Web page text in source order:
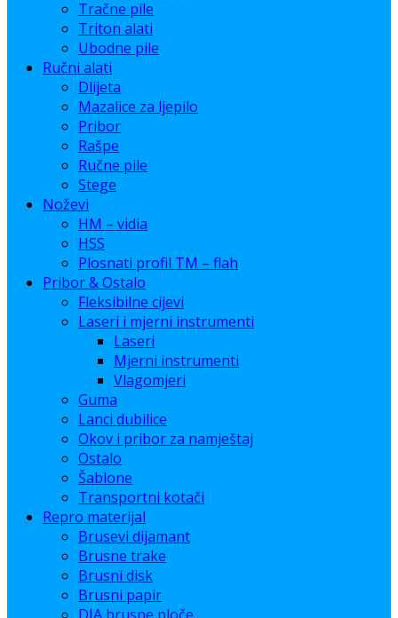
Tračne pile
Triton alati
Ubodne pile
Ručni alati
Dlijeta
Mazalice za ljepilo
Pribor
Rašpe
Ručne pile
Stege
Noževi
HM – vidia
HSS
Plosnati profil TM – flah
Pribor & Ostalo
Fleksibilne cijevi
Laseri i mjerni instrumenti
Laseri
Mjerni instrumenti
Vlagomjeri
Guma
Lanci dubilice
Okov i pribor za namještaj
Ostalo
Šablone
Transportni kotači
Repro materijal
Brusevi dijamant
Brusne trake
Brusni disk
Brusni papir